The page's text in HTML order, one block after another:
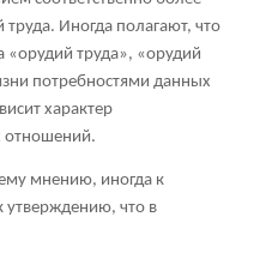
Иногда полагают, что
«орудий труда», «орудий
потребностями данных
характер
отношений.
мнению, иногда к
утверждению, что в